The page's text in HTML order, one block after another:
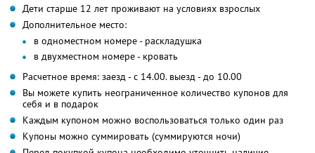
Дети старше 12 лет проживают на условиях взрослых
Дополнительное место:
в одноместном номере - раскладушка
в двухместном номере - кровать
Расчетное время: заезд - c 14.00. выезд - до 10.00
Вы можете купить неограниченное количество купонов для
себя и в подарок
Каждым купоном можно воспользоваться только один раз
Купоны можно суммировать (суммируются ночи)